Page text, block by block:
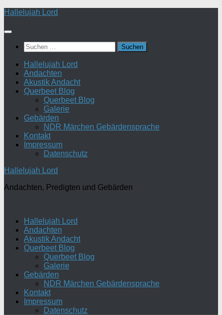
Zum
springen
Hallelujah Lord
Suchen
nach:
Hallelujah Lord
Andachten
Akustik Andacht
Querbeet Blog
Querbeet Blog
Galerie
Gebärden
NDR Märchen Gebärdensprache
Kontakt
Impressum
Datenschutz
Hallelujah Lord
Andachten, Predigten und Gebärden
Hallelujah Lord
Andachten
Akustik Andacht
Querbeet Blog
Querbeet Blog
Galerie
Gebärden
NDR Märchen Gebärdensprache
Kontakt
Impressum
Datenschutz